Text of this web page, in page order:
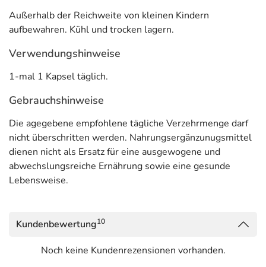
Außerhalb der Reichweite von kleinen Kindern
aufbewahren. Kühl und trocken lagern.
Verwendungshinweise
1-mal 1 Kapsel täglich.
Gebrauchshinweise
Die agegebene empfohlene tägliche Verzehrmenge darf
nicht überschritten werden. Nahrungsergänzunugsmittel
dienen nicht als Ersatz für eine ausgewogene und
abwechslungsreiche Ernährung sowie eine gesunde
Lebensweise.
Kundenbewertung10
Noch keine Kundenrezensionen vorhanden.